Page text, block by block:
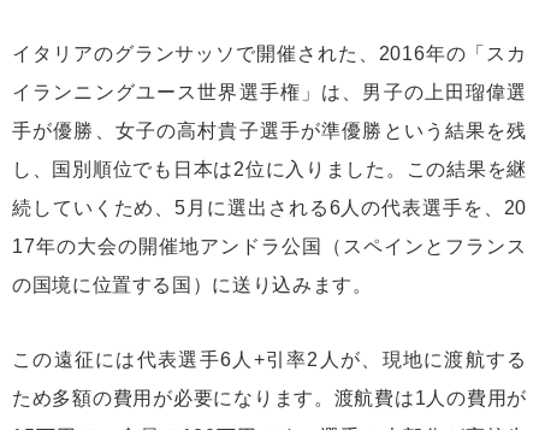
イタリアのグランサッソで開催された、2016年の「スカ
イランニングユース世界選手権」は、男子の上田瑠偉選
手が優勝、女子の高村貴子選手が準優勝という結果を残
し、国別順位でも日本は2位に入りました。この結果を継
続していくため、5月に選出される6人の代表選手を、20
17年の大会の開催地アンドラ公国（スペインとフランス
の国境に位置する国）に送り込みます。
この遠征には代表選手6人+引率2人が、現地に渡航する
ため多額の費用が必要になります。渡航費は1人の費用が